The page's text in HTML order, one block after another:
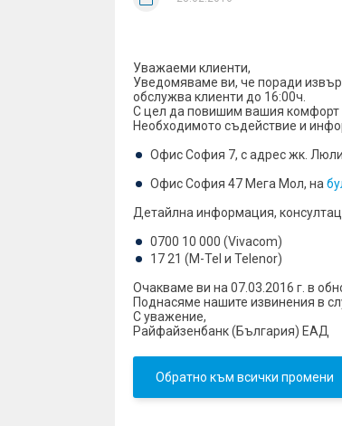
Уважаеми клиенти,
Уведомяваме ви, че поради
обслужва клиенти до 16:00ч.
С цел да повишим вашия комфорт
Необходимото съдействие и
Офис София 7, с адрес жк.
Офис София 47 Мега Мол, на
Детайлна информация,
0700 10 000 (Vivacom)
17 21 (M-Tel и Telenor)
Очакваме ви на 07.03.2016 г. в
Поднасяме нашите извинения в
С уважение,
Райфайзенбанк (България) ЕАД
Обратно към всички промени